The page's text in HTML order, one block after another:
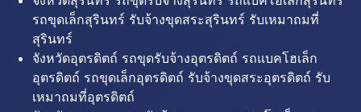
รถขุดเล็กสุรินทร์ รับจ้างขุดสระสุรินทร์ รับเหมาถมที่
สุรินทร์
จังหวัดอุตรดิตถ์ รถขุดรับจ้างอุตรดิตถ์ รถแบคโฮเล็ก
อุตรดิตถ์ รถขุดเล็กอุตรดิตถ์ รับจ้างขุดสระอุตรดิตถ์ รับ
เหมาถมที่อุตรดิตถ์